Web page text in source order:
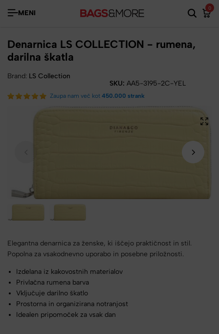
MENI
0
Denarnica LS COLLECTION - rumena,
darilna škatla
Brand: LS Collection
SKU: AA5-3195-2C-YEL
Zaupa nam več kot 450.000 strank
Elegantna denarnica za ženske, ki iščejo praktičnost in stil.
Popolna za vsakodnevno uporabo in posebne priložnosti.
Izdelana iz kakovostnih materialov
Privlačna rumena barva
Vključuje darilno škatlo
Prostorna in organizirana notranjost
Idealen pripomoček za vsak dan